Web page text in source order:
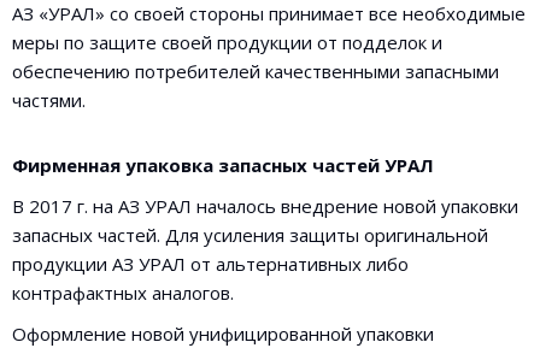
АЗ «УРАЛ» со своей стороны принимает все необходимые
меры по защите своей продукции от подделок и
обеспечению потребителей качественными запасными
частями.
Фирменная упаковка запасных частей УРАЛ
В 2017 г. на АЗ УРАЛ началось внедрение новой упаковки
запасных частей. Для усиления защиты оригинальной
продукции АЗ УРАЛ от альтернативных либо
контрафактных аналогов.
Оформление новой унифицированной упаковки